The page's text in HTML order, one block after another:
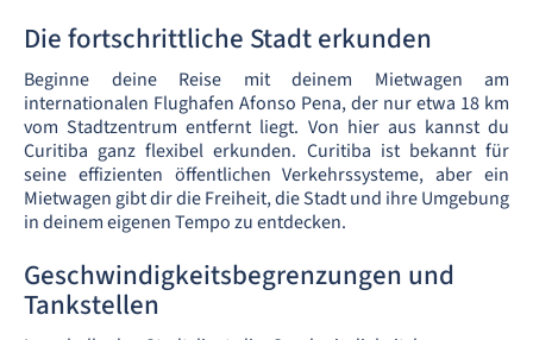
Die fortschrittliche Stadt erkunden
Beginne deine Reise mit deinem Mietwagen am
internationalen Flughafen Afonso Pena, der nur etwa 18 km
vom Stadtzentrum entfernt liegt. Von hier aus kannst du
Curitiba ganz flexibel erkunden. Curitiba ist bekannt für
seine effizienten öffentlichen Verkehrssysteme, aber ein
Mietwagen gibt dir die Freiheit, die Stadt und ihre Umgebung
in deinem eigenen Tempo zu entdecken.
Geschwindigkeitsbegrenzungen und
Tankstellen